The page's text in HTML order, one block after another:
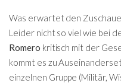
Was erwartet den
Leider nicht so viel wie bei
Romero kritisch mit der
kommt es zu
einzelnen Gruppe (Militär,